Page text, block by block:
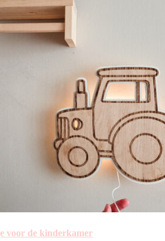
voor de kinderkamer